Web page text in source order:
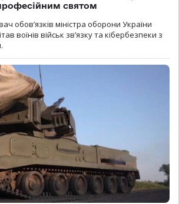
святом
обов’язків міністра оборони України
воїнів військ зв’язку та кібербезпеки з